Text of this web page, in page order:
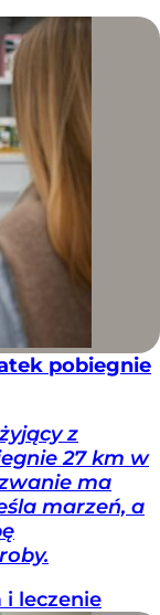
pobiegnie
z
27 km w
ma
marzeń, a
leczenie